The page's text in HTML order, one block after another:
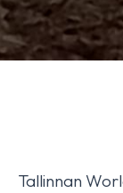
Tallinnan